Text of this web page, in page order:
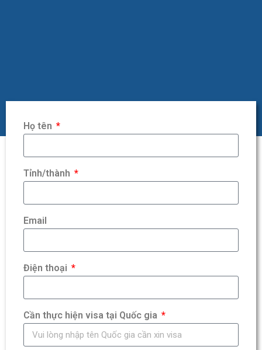
Họ tên
Tỉnh/thành
Email
Điện thoại
Cần thực hiện visa tại Quốc gia